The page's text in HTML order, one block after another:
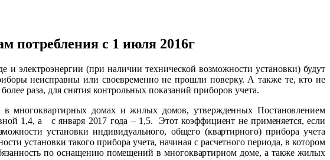
с 1 июля 2016г
(при наличии технической возможности установки) будут
неисправны или своевременно не прошли поверку. А также те, кто не
раза, для снятия контрольных показаний приборов учета.
в многоквартирных домах и жилых домов, утвержденных Постановлением
1,4, а с января 2017 года – 1,5.
Этот коэффициент не применяется, если
установки индивидуального, общего (квартирного) прибора учета
установки такого прибора учета, начиная с расчетного периода, в котором
по оснащению помещений в многоквартирном доме, а также жилых